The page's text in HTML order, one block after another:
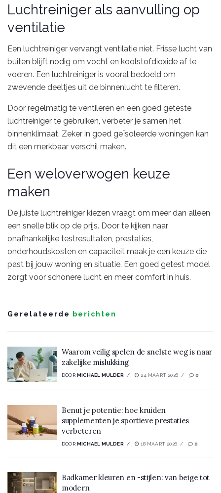
Luchtreiniger als aanvulling op
ventilatie
Een luchtreiniger vervangt ventilatie niet. Frisse lucht van
buiten blijft nodig om vocht en koolstofdioxide af te
voeren. Een luchtreiniger is vooral bedoeld om
zwevende deeltjes uit de binnenlucht te filteren.
Door regelmatig te ventileren en een goed geteste
luchtreiniger te gebruiken, verbeter je samen het
binnenklimaat. Zeker in goed geïsoleerde woningen kan
dit een merkbaar verschil maken.
Een weloverwogen keuze
maken
De juiste luchtreiniger kiezen vraagt om meer dan alleen
een snelle blik op de prijs. Door te kijken naar
onafhankelijke testresultaten, prestaties,
onderhoudskosten en capaciteit maak je een keuze die
past bij jouw woning en situatie. Een goed getest model
zorgt voor schonere lucht en meer comfort in huis.
Gerelateerde berichten
Waarom veilig spelen de snelste weg is naar
zakelijke mislukking
DOOR MICHAEL MULDER 24 MAART 2026 0
Benut je potentie: hoe kruiden
supplementen je sportieve prestaties
verbeteren
DOOR MICHAEL MULDER 18 MAART 2026 0
Badkamer kleuren en -stijlen: van beige tot
modern